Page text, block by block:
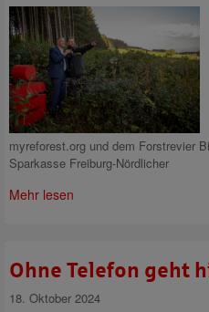
myreforest.org und dem Forstrevier
Sparkasse Freiburg-Nördlicher
Mehr lesen
Ohne Telefon geht
18. Oktober 2024